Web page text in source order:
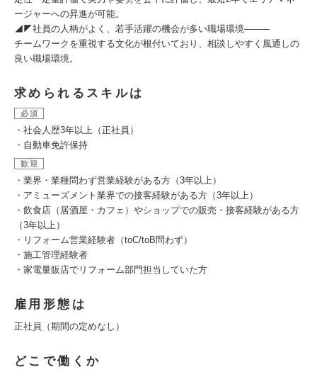
ージャーへの昇進が可能。
◢◤社員の人柄がよく、若手活躍の機会が多い職場環境────
チームワークを重視する文化が根付いており、相談しやすく風通しの
良い職場環境。
求められるスキルは
必須
・社会人歴3年以上（正社員）
・自動車免許保持
歓迎
・業界・業種問わず営業経験がある方（3年以上）
・アミューズメント業界での接客経験がある方（3年以上）
・飲食店（居酒屋・カフェ）やショップでの販売・接客経験がある方
（3年以上）
・リフォーム営業経験者（toC/toB問わず）
・施工管理経験者
・家電量販店でリフォーム部門担当していた方
雇用形態は
正社員（期間の定めなし）
どこで働くか